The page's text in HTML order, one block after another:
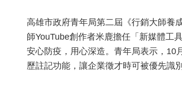
高雄市政府青年局第二屆《行銷大師養
師YouTube創作者米鹿擔任「新媒體工
安心防疫，用心深造。青年局表示，10
歷註記功能，讓企業徵才時可被優先識